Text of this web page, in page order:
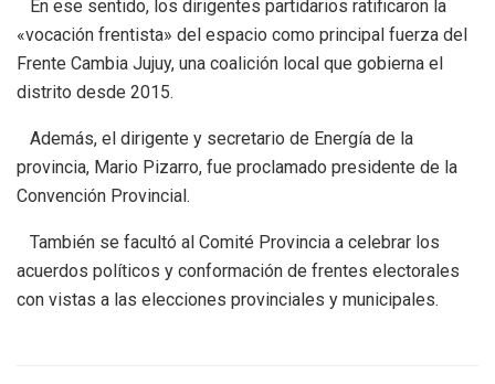
En ese sentido, los dirigentes partidarios ratificaron la
«vocación frentista» del espacio como principal fuerza del
Frente Cambia Jujuy, una coalición local que gobierna el
distrito desde 2015.
Además, el dirigente y secretario de Energía de la
provincia, Mario Pizarro, fue proclamado presidente de la
Convención Provincial.
También se facultó al Comité Provincia a celebrar los
acuerdos políticos y conformación de frentes electorales
con vistas a las elecciones provinciales y municipales.